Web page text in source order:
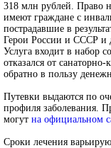
318 млн рублей. Право
имеют граждане с
пострадавшие в
Герои России и СССР и
Услуга входит в набор
отказался от
обратно в пользу
Путевки выдаются по
профиля заболевания.
могут на официальном
Сроки лечения